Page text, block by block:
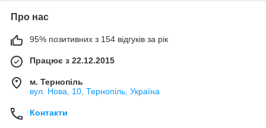
Про нас
95% позитивних з 154 відгуків за рік
Працює з 22.12.2015
м. Тернопіль
вул. Нова, 10, Тернопіль, Україна
Контакти